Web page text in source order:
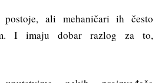
postoje, ali mehaničari ih često
I imaju dobar razlog za to,